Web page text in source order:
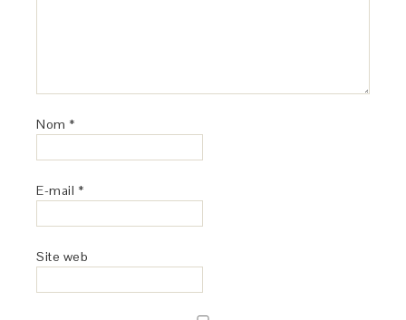
Nom *
E-mail *
Site web